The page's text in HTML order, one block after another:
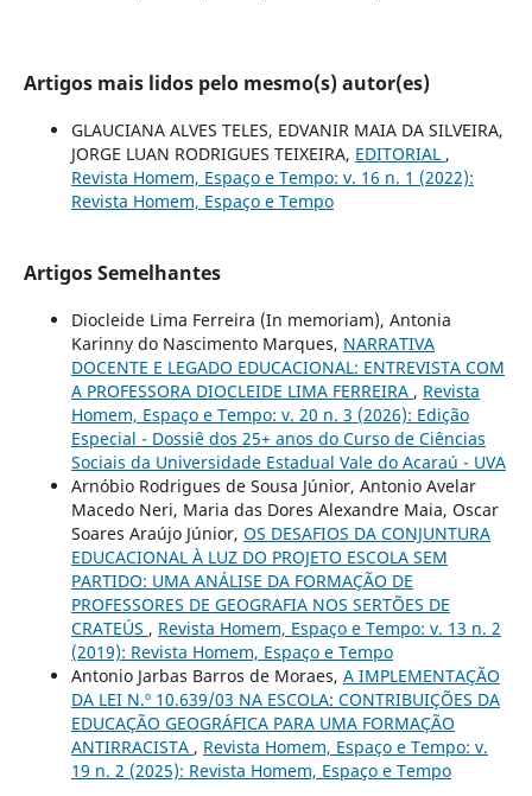
Artigos mais lidos pelo mesmo(s) autor(es)
GLAUCIANA ALVES TELES, EDVANIR MAIA DA SILVEIRA,
JORGE LUAN RODRIGUES TEIXEIRA, EDITORIAL ,
Revista Homem, Espaço e Tempo: v. 16 n. 1 (2022):
Revista Homem, Espaço e Tempo
Artigos Semelhantes
Diocleide Lima Ferreira (In memoriam), Antonia
Karinny do Nascimento Marques, NARRATIVA
DOCENTE E LEGADO EDUCACIONAL: ENTREVISTA COM
A PROFESSORA DIOCLEIDE LIMA FERREIRA , Revista
Homem, Espaço e Tempo: v. 20 n. 3 (2026): Edição
Especial - Dossiê dos 25+ anos do Curso de Ciências
Sociais da Universidade Estadual Vale do Acaraú - UVA
Arnóbio Rodrigues de Sousa Júnior, Antonio Avelar
Macedo Neri, Maria das Dores Alexandre Maia, Oscar
Soares Araújo Júnior, OS DESAFIOS DA CONJUNTURA
EDUCACIONAL À LUZ DO PROJETO ESCOLA SEM
PARTIDO: UMA ANÁLISE DA FORMAÇÃO DE
PROFESSORES DE GEOGRAFIA NOS SERTÕES DE
CRATEÚS , Revista Homem, Espaço e Tempo: v. 13 n. 2
(2019): Revista Homem, Espaço e Tempo
Antonio Jarbas Barros de Moraes, A IMPLEMENTAÇÃO
DA LEI N.º 10.639/03 NA ESCOLA: CONTRIBUIÇÕES DA
EDUCAÇÃO GEOGRÁFICA PARA UMA FORMAÇÃO
ANTIRRACISTA , Revista Homem, Espaço e Tempo: v.
19 n. 2 (2025): Revista Homem, Espaço e Tempo